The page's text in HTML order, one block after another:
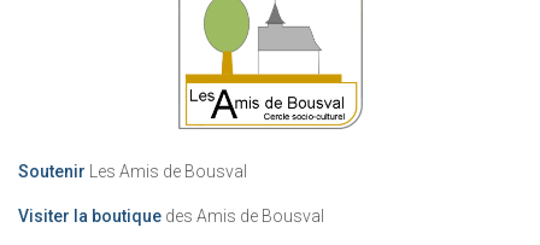
Soutenir Les Amis de Bousval
Visiter la boutique des Amis de Bousval